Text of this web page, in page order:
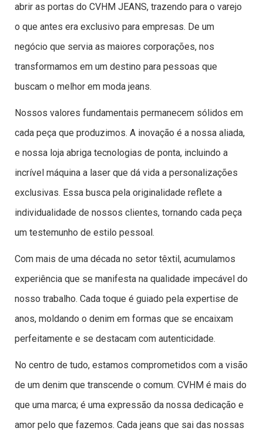
abrir as portas do CVHM JEANS, trazendo para o varejo
o que antes era exclusivo para empresas. De um
negócio que servia as maiores corporações, nos
transformamos em um destino para pessoas que
buscam o melhor em moda jeans.
Nossos valores fundamentais permanecem sólidos em
cada peça que produzimos. A inovação é a nossa aliada,
e nossa loja abriga tecnologias de ponta, incluindo a
incrível máquina a laser que dá vida a personalizações
exclusivas. Essa busca pela originalidade reflete a
individualidade de nossos clientes, tornando cada peça
um testemunho de estilo pessoal.
Com mais de uma década no setor têxtil, acumulamos
experiência que se manifesta na qualidade impecável do
nosso trabalho. Cada toque é guiado pela expertise de
anos, moldando o denim em formas que se encaixam
perfeitamente e se destacam com autenticidade.
No centro de tudo, estamos comprometidos com a visão
de um denim que transcende o comum. CVHM é mais do
que uma marca; é uma expressão da nossa dedicação e
amor pelo que fazemos. Cada jeans que sai das nossas